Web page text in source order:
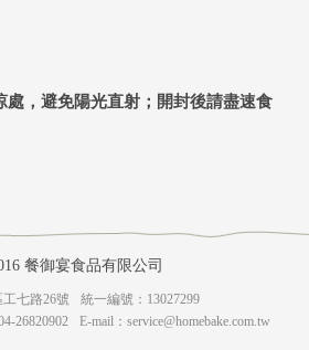
，避免陽光直射；開封後請盡速食
餐御宴食品有限公司
七路26號
統一編號：13027299
26820902 E-mail： service@homebake.com.tw